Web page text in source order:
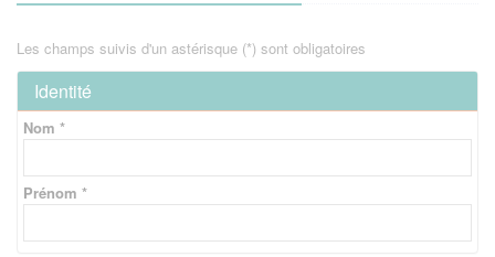
Les champs suivis d'un astérisque (*) sont obligatoires
Identité
Nom *
Prénom *